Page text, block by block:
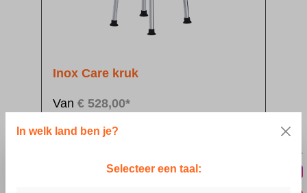
Inox Care kruk
Van € 528,00*
In welk land ben je?
Selecteer een taal: